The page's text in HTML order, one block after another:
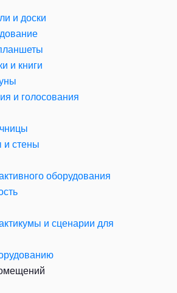
и доски
и книги
и голосования
и стены
оборудования
и сценарии для